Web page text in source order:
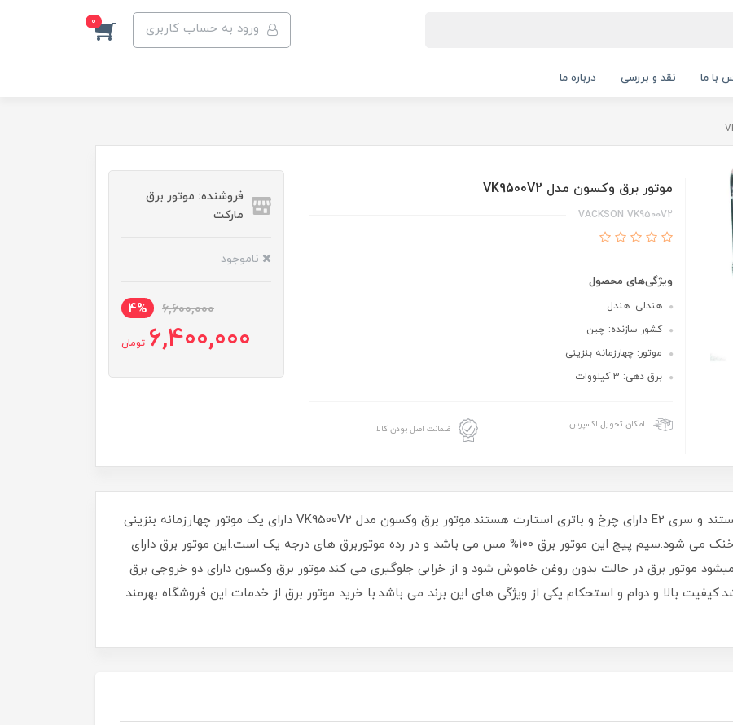
ورود به حساب کاربری 0
با ما نقد و بررسی درباره ما
موتور برق وکسون مدل VK9500V2
VACKSON VK9500V2
ویژگی‌های محصول
هندلی: هندل
کشور سازنده: چین
موتور: چهارزمانه بنزینی
برق دهی: 3 کیلووات
امکان تحویل اکسپرس ضمانت اصل بودن کالا
فروشنده: موتور برق
مارکت
ناموجود
6,600,000
4%
6,400,000 تومان
موتور برق های سری E1 دارای استارت و باتری هستند و سری E2 دارای چرخ و باتری استارت هستند.موتور برق وکسون مدل VK9500V2 دارای یک موتور چهارزمانه بنزینی
می باشد که با استفاده از سیستم هوا و روغن خنک می شود.سیم پیچ این موتور برق 100% مس می باشد و در رده موتوربرق های درجه یک است.این موتور برق دارای
موتور برق در حالت بدون روغن خاموش شود و از خرابی جلوگیری می کند.موتور برق وکسون دارای دو خروجی برق
یک خروجی برق 12 ولت می باشد.کیفیت بالا و دوام و استحکام یکی از ویژگی های این برند می باشد.با خرید موتور برق از خدمات این فروشگاه بهرمند